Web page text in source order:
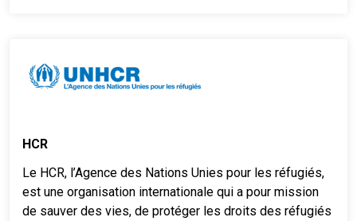
HCR
Le HCR, l’Agence des Nations Unies pour les réfugiés,
est une organisation internationale qui a pour mission
de sauver des vies, de protéger les droits des réfugiés